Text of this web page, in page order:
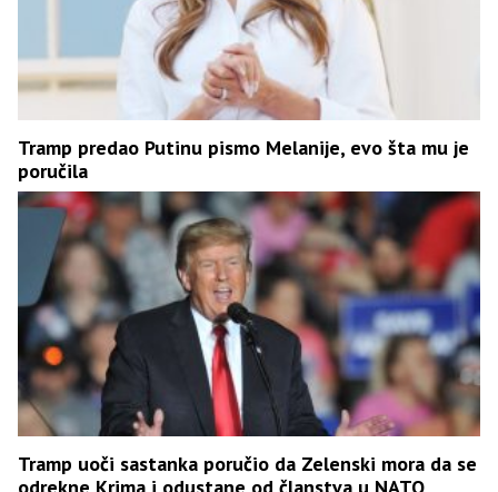
Tramp predao Putinu pismo Melanije, evo šta mu je
poručila
Tramp uoči sastanka poručio da Zelenski mora da se
odrekne Krima i odustane od članstva u NATO